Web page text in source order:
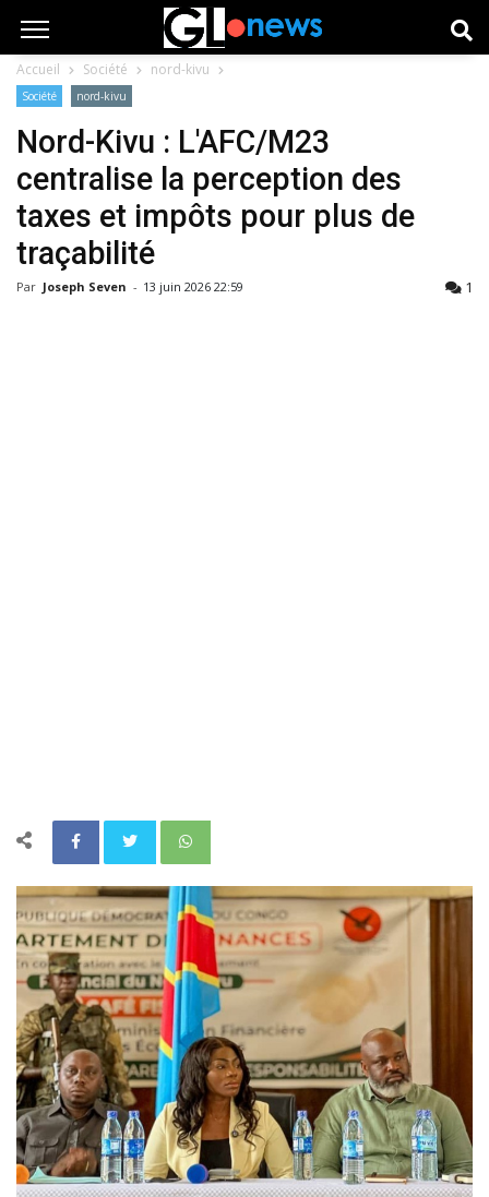
Accueil Société nord-kivu
Société nord-kivu
Nord-Kivu : L'AFC/M23
centralise la perception des
taxes et impôts pour plus de
traçabilité
Par Joseph Seven - 13 juin 2026 22:59 1